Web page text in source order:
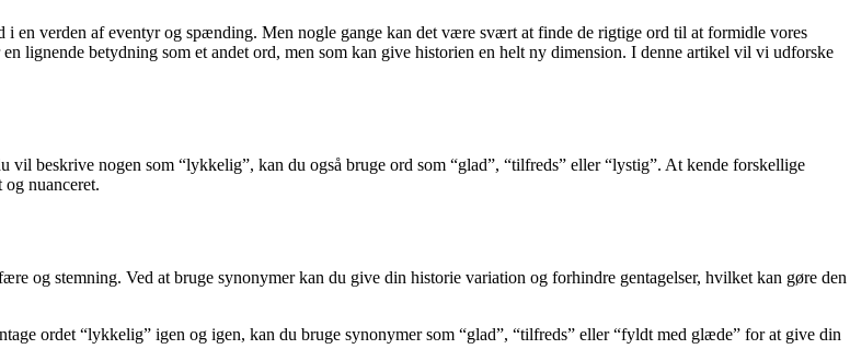
en verden af eventyr og spænding. Men nogle gange kan det være svært at finde de rigtige ord til at formidle vores
lignende betydning som et andet ord, men som kan give historien en helt ny dimension. I denne artikel vil vi udforske
vil beskrive nogen som “lykkelig”, kan du også bruge ord som “glad”, “tilfreds” eller “lystig”. At kende forskellige
nuanceret.
og stemning. Ved at bruge synonymer kan du give din historie variation og forhindre gentagelser, hvilket kan gøre den
ordet “lykkelig” igen og igen, kan du bruge synonymer som “glad”, “tilfreds” eller “fyldt med glæde” for at give din